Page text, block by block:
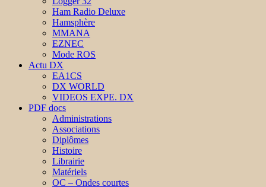
Ham Radio Deluxe
Hamsphère
MMANA
EZNEC
Mode ROS
Actu DX
EA1CS
DX WORLD
VIDEOS EXPE. DX
PDF docs
Administrations
Associations
Diplômes
Histoire
Librairie
Matériels
OC – Ondes courtes